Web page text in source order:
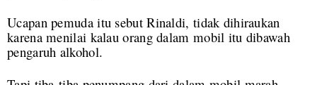
Ucapan pemuda itu sebut Rinaldi, tidak dihiraukan
karena menilai kalau orang dalam mobil itu dibawah
pengaruh alkohol.